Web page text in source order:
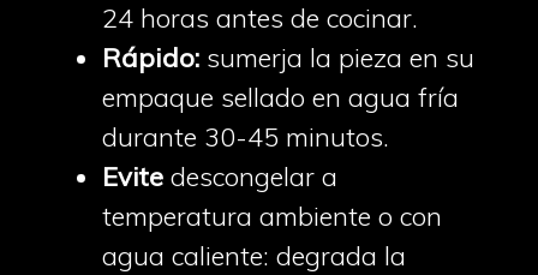
24 horas antes de cocinar.
Rápido: sumerja la pieza en su
empaque sellado en agua fría
durante 30-45 minutos.
Evite descongelar a
temperatura ambiente o con
agua caliente: degrada la